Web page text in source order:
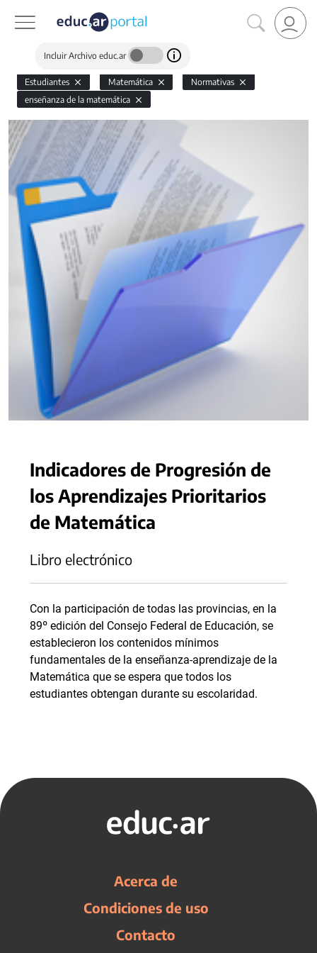
Incluir Archivo educ.ar
Estudiantes Matemática
Normativas
enseñanza de la matemática
Indicadores de Progresión de
los Aprendizajes Prioritarios
de Matemática
Libro electrónico
Con la participación de todas las provincias, en la
89º edición del Consejo Federal de Educación, se
establecieron los contenidos mínimos
fundamentales de la enseñanza-aprendizaje de la
Matemática que se espera que todos los
estudiantes obtengan durante su escolaridad.
Acerca de
Condiciones de uso
Contacto